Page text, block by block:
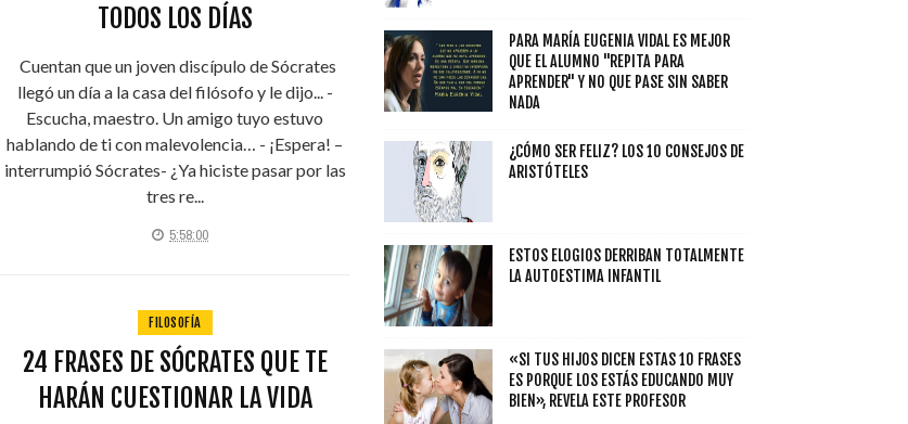
TODOS LOS DÍAS
Cuentan que un joven discípulo de Sócrates
llegó un día a la casa del filósofo y le dijo... -
Escucha, maestro. Un amigo tuyo estuvo
hablando de ti con malevolencia… - ¡Espera! –
interrumpió Sócrates- ¿Ya hiciste pasar por las
tres re...
5:58:00
FILOSOFÍA
24 FRASES DE SÓCRATES QUE TE
HARÁN CUESTIONAR LA VIDA
PARA MARÍA EUGENIA VIDAL ES MEJOR
QUE EL ALUMNO "REPITA PARA
APRENDER" Y NO QUE PASE SIN SABER
NADA
¿CÓMO SER FELIZ? LOS 10 CONSEJOS DE
ARISTÓTELES
ESTOS ELOGIOS DERRIBAN TOTALMENTE
LA AUTOESTIMA INFANTIL
«SI TUS HIJOS DICEN ESTAS 10 FRASES
ES PORQUE LOS ESTÁS EDUCANDO MUY
BIEN», REVELA ESTE PROFESOR